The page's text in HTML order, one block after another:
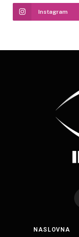
Instagram
NASLOVNA